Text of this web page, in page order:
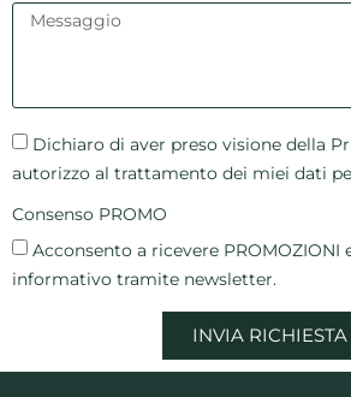
Dichiaro di aver preso visione della
autorizzo al trattamento dei miei dati
Consenso PROMO
Acconsento a ricevere PROMOZIONI
informativo tramite newsletter.
INVIA RICHIESTA